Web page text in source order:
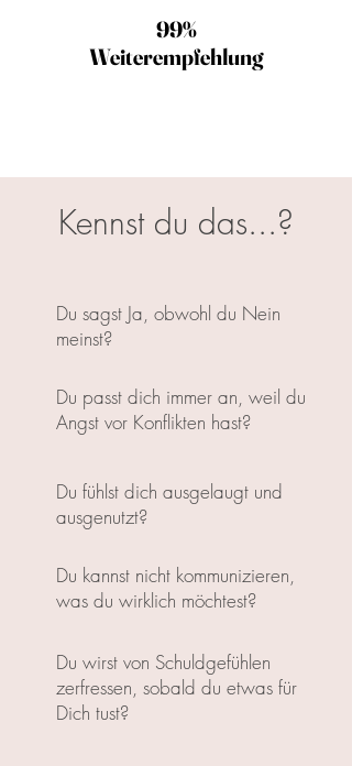
99%
Weiterempfehlung
99%
Weiterempfehlung
Kennst du das...?
Du sagst Ja, obwohl du Nein
meinst?
Du passt dich immer an, weil du
Angst vor Konflikten hast?
Du fühlst dich ausgelaugt und
ausgenutzt?
Du kannst nicht kommunizieren,
was du wirklich möchtest?
Du wirst von Schuldgefühlen
zerfressen, sobald du etwas für
Dich tust?